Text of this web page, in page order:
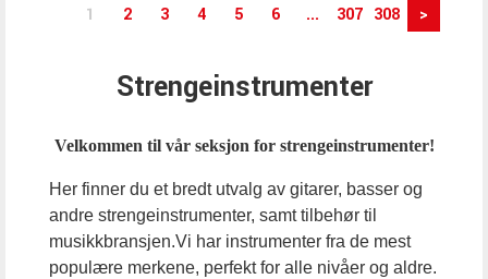
1 2 3 4 5 6 ... 307 308 >
Strengeinstrumenter
Velkommen til vår seksjon for strengeinstrumenter!
Her finner du et bredt utvalg av gitarer, basser og
andre strengeinstrumenter, samt tilbehør til
musikkbransjen.Vi har instrumenter fra de mest
populære merkene, perfekt for alle nivåer og aldre.